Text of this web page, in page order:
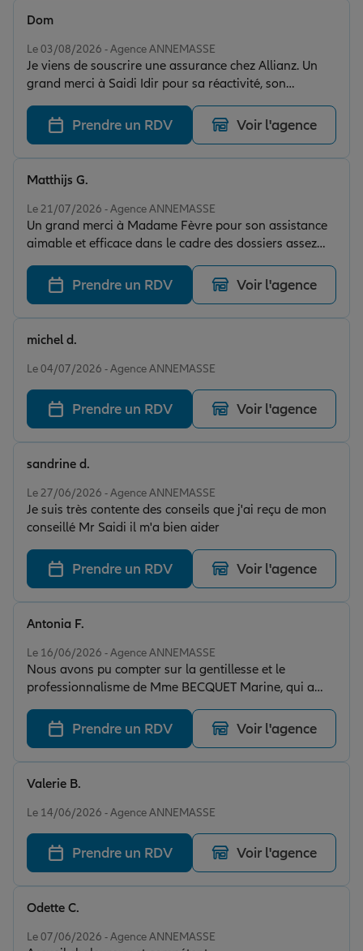
Retraite
Tous nos devis d'assurance
Le 03/08/2026 - Agence ANNEMASSE
Je viens de souscrire une assurance chez Allianz. Un
grand merci à Saidi Idir pour sa réactivité, son
professionnalisme et la qualité de son
accompagnement tout au long de la démarche. Je
recommande cette agence sans hésitation !
Dom
Prendre un RDV Voir l'agence
Le 21/07/2026 - Agence ANNEMASSE
Un grand merci à Madame Fèvre pour son assistance
aimable et efficace dans le cadre des dossiers assez
complexes par rappport aux fuites d'eau dans notre
maison.
Matthijs G.
Prendre un RDV Voir l'agence
Le 04/07/2026 - Agence ANNEMASSE
michel d.
Prendre un RDV Voir l'agence
Le 27/06/2026 - Agence ANNEMASSE
Je suis très contente des conseils que j'ai reçu de mon
conseillé Mr Saidi il m'a bien aider
sandrine d.
Prendre un RDV Voir l'agence
Le 16/06/2026 - Agence ANNEMASSE
Nous avons pu compter sur la gentillesse et le
professionnalisme de Mme BECQUET Marine, qui a
trouvé la meilleure solution pour nous. Merci encore.
Antonia F.
Prendre un RDV Voir l'agence
Le 14/06/2026 - Agence ANNEMASSE
Valerie B.
Prendre un RDV Voir l'agence
Le 07/06/2026 - Agence ANNEMASSE
Odette C.